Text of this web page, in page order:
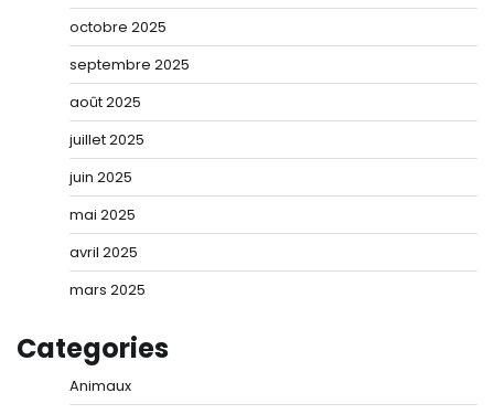
octobre 2025
septembre 2025
août 2025
juillet 2025
juin 2025
mai 2025
avril 2025
mars 2025
Categories
Animaux